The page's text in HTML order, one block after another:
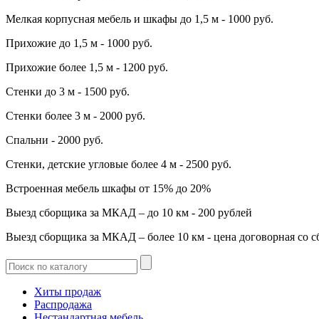
Мелкая корпусная мебель и шкафы до 1,5 м - 1000 руб.
Прихожие до 1,5 м - 1000 руб.
Прихожие более 1,5 м - 1200 руб.
Стенки до 3 м - 1500 руб.
Стенки более 3 м - 2000 руб.
Спальни - 2000 руб.
Стенки, детские угловые более 4 м - 2500 руб.
Встроенная мебель шкафы от 15% до 20%
Выезд сборщика за МКАД – до 10 км - 200 рублей
Выезд сборщика за МКАД – более 10 км - цена договорная со
Хиты продаж
Распродажа